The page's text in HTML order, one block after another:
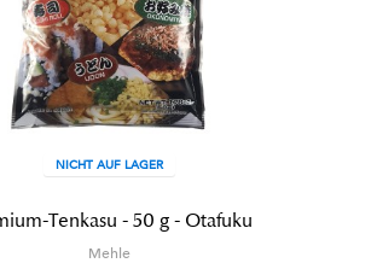
NICHT AUF LAGER
Tenkasu - 50 g - Otafuku
Mehle